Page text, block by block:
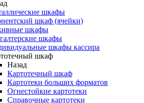
шкафы
шкаф (ячейки)
шкафы
шкафы
шкафы кассира
шкаф
Назад
Картотечный шкаф
Картотеки больших форматов
Огнестойкие картотеки
Справочные картотеки